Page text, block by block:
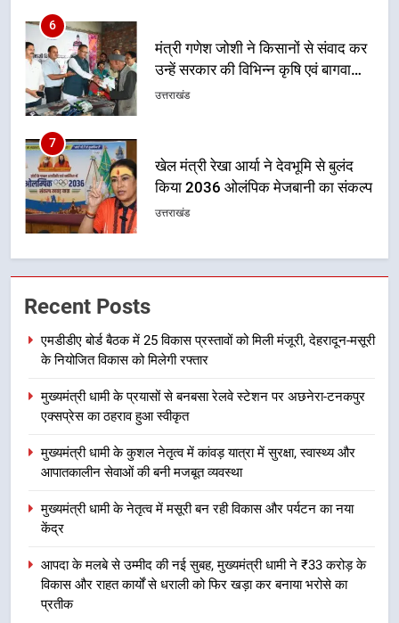
7
खेल मंत्री रेखा आर्या ने देवभूमि से बुलंद
किया 2036 ओलंपिक मेजबानी का संकल्प
उत्तराखंड
8
बंशीधर तिवारी के नेतृत्वकारी संदेश और
ललित मोहन जोशी के सामाजिक अभियान
से युवाओं ने लिया नशामुक्त भारत का
उत्तराखंड
1
उत्तराखंड
मुख्यमंत्री धामी के प्रयासों से बनबसा रेलवे
स्टेशन पर अछनेरा-टनकपुर एक्सप्रेस का
ठहराव हुआ स्वीकृत
उत्तराखंड
मुख्यमंत्री धामी के कुशल नेतृत्व में कांवड़
सेवाओं की बनी मजबूत व्यवस्था
उत्तराखंड
4
Recent Posts
एमडीडीए बोर्ड बैठक में 25 विकास प्रस्तावों को मिली मंजूरी, देहरादून-मसूरी
के नियोजित विकास को मिलेगी रफ्तार
मुख्यमंत्री धामी के प्रयासों से बनबसा रेलवे स्टेशन पर अछनेरा-टनकपुर
एक्सप्रेस का ठहराव हुआ स्वीकृत
मुख्यमंत्री धामी के कुशल नेतृत्व में कांवड़ यात्रा में सुरक्षा, स्वास्थ्य और
आपातकालीन सेवाओं की बनी मजबूत व्यवस्था
मुख्यमंत्री धामी के नेतृत्व में मसूरी बन रही विकास और पर्यटन का नया
केंद्र
आपदा के मलबे से उम्मीद की नई सुबह, मुख्यमंत्री धामी ने ₹33 करोड़ के
विकास और राहत कार्यों से धराली को फिर खड़ा कर बनाया भरोसे का
प्रतीक